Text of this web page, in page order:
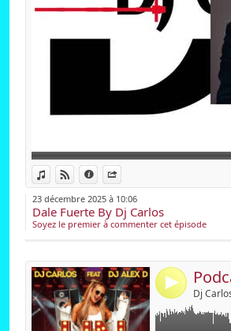
Voir dans iTunes
Voir sur Djpod
Données
23 décembre 2025 à 10:06
Dale Fuerte By Dj Carlos
Soyez le premier à commenter cet épisode
4 Dj
Lien :
Widget :
Partager :